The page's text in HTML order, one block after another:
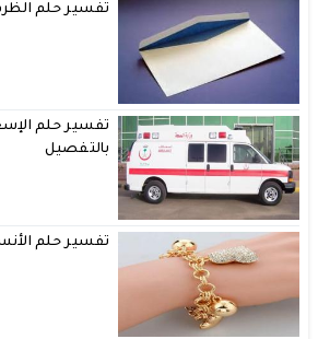
تفسير حلم
تفسير حلم
بالتفصيل
تفسير حلم